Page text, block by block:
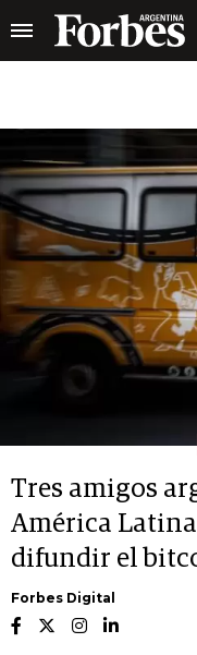
Tres amigos
América
difundir el
Forbes Digital